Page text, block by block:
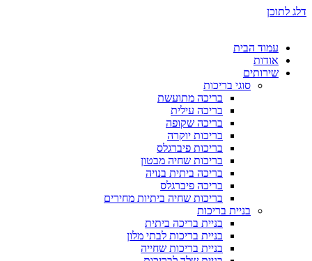
דלג לתוכן
עמוד הבית
אודות
שירותים
סוגי בריכות
בריכה מתועשת
בריכה עילית
בריכה שקופה
בריכות יוקרה
בריכות פיברגלס
בריכות שחיה מבטון
בריכה ביתית בנויה
בריכה פיברגלס
בריכות שחיה ביתיות מחירים
בניית בריכות
בניית בריכה ביתית
בניית בריכות לבתי מלון
בניית בריכות שחייה